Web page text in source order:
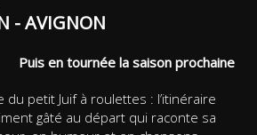
- AVIGNON
Puis en tournée la saison prochaine
du petit Juif à roulettes : l’itinéraire
gâté au départ qui raconte sa